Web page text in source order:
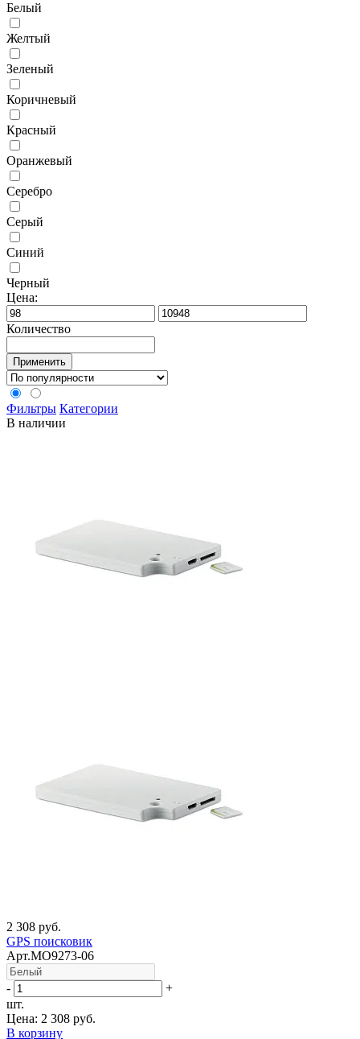
Белый
Желтый
Зеленый
Коричневый
Красный
Оранжевый
Серебро
Серый
Синий
Черный
Цена:
Количество
Применить
Фильтры Категории
В наличии
2 308 руб.
GPS поисковик
Арт.MO9273-06
-
+
шт.
Цена: 2 308 руб.
В корзину